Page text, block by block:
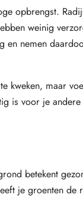
opbrengst.
weinig
en nemen
kweken, maar
is voor je
betekent
je groenten de